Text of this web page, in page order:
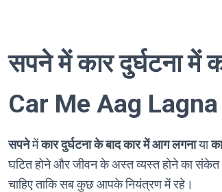
सपने में कार दुर्घटना
Car Me Aag Lagna
सपनेमेंकार दुर्घटना के बाद कार में आग लगनाया
घटित होने और जीवन के अस्त व्यस्त होने का संकेत
चाहिए ताकि सब कुछ आपके नियंत्रण में रहे।